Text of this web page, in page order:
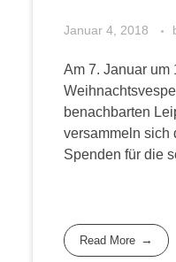
Januar 4, 2018
Am 7. Januar um
benachbarten
versammeln sich
Spenden für die
Read More